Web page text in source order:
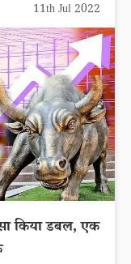
11th Jul 2022
किया डबल, एक